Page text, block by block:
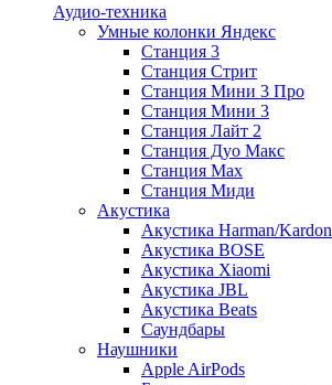
Аудио-техника
Умные колонки Яндекс
Станция 3
Станция Стрит
Станция Мини 3 Про
Станция Мини 3
Станция Лайт 2
Станция Дуо Макс
Станция Max
Станция Миди
Акустика
Акустика Harman/Kardon
Акустика BOSE
Акустика Xiaomi
Акустика JBL
Акустика Beats
Саундбары
Наушники
Apple AirPods